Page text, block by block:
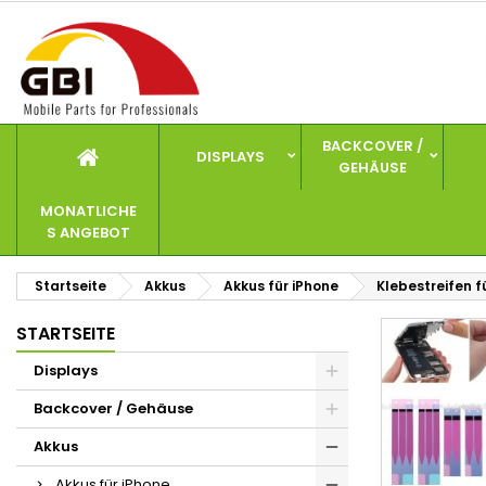
DISPLAYS
BACKCOVER /
GEHÄUSE
MONATLICHE
S ANGEBOT
Startseite Akkus Akkus für iPhone Klebestreifen
STARTSEITE
Displays
Backcover / Gehäuse
Akkus